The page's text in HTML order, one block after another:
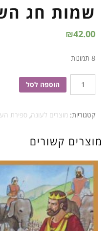
שמות חג
₪42.00
8 תמונות
כמות
של
חג
הוספה לסל
קטגוריות: מוצרים לעונה, ספירת
מוצרים קשורים